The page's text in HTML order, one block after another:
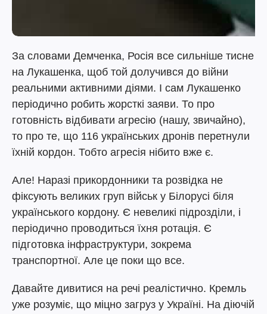
За словами Демченка, Росія все сильніше тисне
на Лукашенка, щоб той долучився до війни
реальними активними діями. І сам Лукашенко
періодично робить жорсткі заяви. То про
готовність відбивати агресію (нашу, звичайно),
то про те, що 116 українських дронів перетнули
їхній кордон. Тобто агресія нібито вже є.
Але! Наразі прикордонники та розвідка не
фіксують великих груп військ у Білорусі біля
українського кордону. Є невеликі підрозділи, і
періодично проводиться їхня ротація. Є
підготовка інфраструктури, зокрема
транспортної. Але це поки що все.
Давайте дивитися на речі реалістично. Кремль
уже розуміє, що міцно загруз у Україні. На діючій